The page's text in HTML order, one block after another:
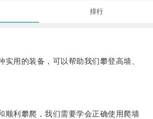
排行
用的装备，可以帮助我们攀登高墙、
利攀爬，我们需要学会正确使用爬墙